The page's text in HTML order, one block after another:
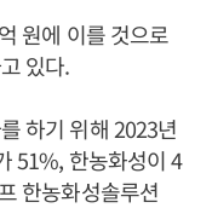
원에 이를 것으로
있다.
하기 위해 2023년
51%, 한농화성이 4
한농화성솔루션